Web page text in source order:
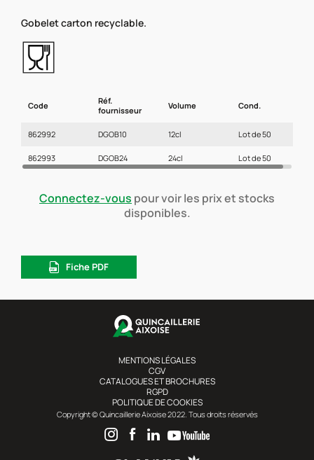
Gobelet carton recyclable.
Code
Réf.
fournisseur
Volume Cond.
862992 DGOB10 12cl Lot de 50
862993 DGOB24 24cl Lot de 50
Connectez-vous pour voir les prix et stocks
disponibles.
Fiche PDF
MENTIONS LÉGALES
CGV
CATALOGUES ET BROCHURES
RGPD
POLITIQUE DE COOKIES
Copyright © Quincaillerie Aixoise 2022. Tous droits réservés